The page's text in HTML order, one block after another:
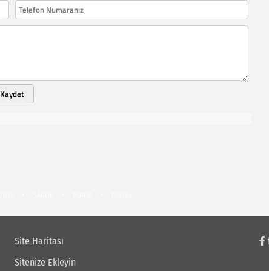
Kaydet
Site Haritası
Sitenize Ekleyin